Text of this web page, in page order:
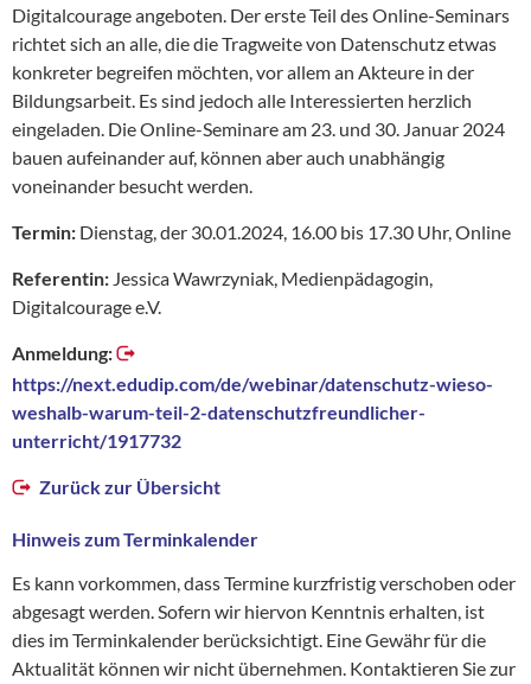
Digitalcourage angeboten. Der erste Teil des Online-Seminars
richtet sich an alle, die die Tragweite von Datenschutz etwas
konkreter begreifen möchten, vor allem an Akteure in der
Bildungsarbeit. Es sind jedoch alle Interessierten herzlich
eingeladen. Die Online-Seminare am 23. und 30. Januar 2024
bauen aufeinander auf, können aber auch unabhängig
voneinander besucht werden.
Termin: Dienstag, der 30.01.2024, 16.00 bis 17.30 Uhr, Online
Referentin: Jessica Wawrzyniak, Medienpädagogin,
Digitalcourage e.V.
Anmeldung:
https://next.edudip.com/de/webinar/datenschutz-wieso-
weshalb-warum-teil-2-datenschutzfreundlicher-
unterricht/1917732
Zurück zur Übersicht
Hinweis zum Terminkalender
Es kann vorkommen, dass Termine kurzfristig verschoben oder
abgesagt werden. Sofern wir hiervon Kenntnis erhalten, ist
dies im Terminkalender berücksichtigt. Eine Gewähr für die
Aktualität können wir nicht übernehmen. Kontaktieren Sie zur